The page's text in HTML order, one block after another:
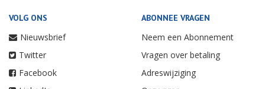
VOLG ONS
Nieuwsbrief
Twitter
Facebook
ABONNEE VRAGEN
Neem een Abonnement
Vragen over betaling
Adreswijziging